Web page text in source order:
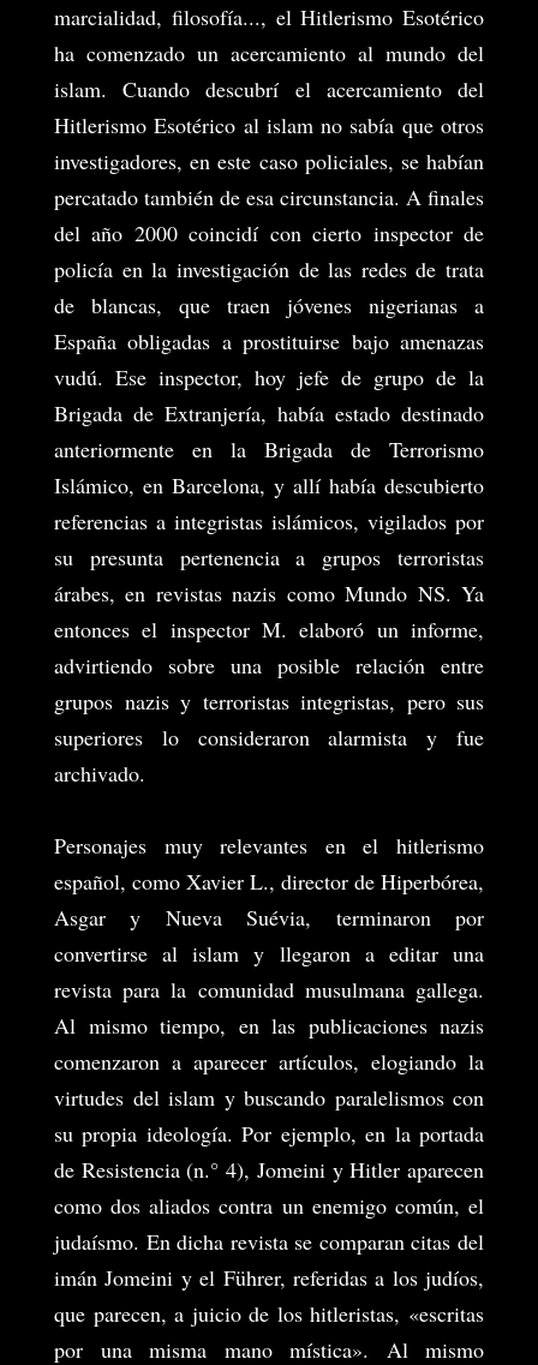
marcialidad, filosofía..., el Hitlerismo Esotérico
ha comenzado un acercamiento al mundo del
islam. Cuando descubrí el acercamiento del
Hitlerismo Esotérico al islam no sabía que otros
investigadores, en este caso policiales, se habían
percatado también de esa circunstancia. A finales
del año 2000 coincidí con cierto inspector de
policía en la investigación de las redes de trata
de blancas, que traen jóvenes nigerianas a
España obligadas a prostituirse bajo amenazas
vudú. Ese inspector, hoy jefe de grupo de la
Brigada de Extranjería, había estado destinado
anteriormente en la Brigada de Terrorismo
Islámico, en Barcelona, y allí había descubierto
referencias a integristas islámicos, vigilados por
su presunta pertenencia a grupos terroristas
árabes, en revistas nazis como Mundo NS. Ya
entonces el inspector M. elaboró un informe,
advirtiendo sobre una posible relación entre
grupos nazis y terroristas integristas, pero sus
superiores lo consideraron alarmista y fue
archivado.
Personajes muy relevantes en el hitlerismo
español, como Xavier L., director de Hiperbórea,
Asgar y Nueva Suévia, terminaron por
convertirse al islam y llegaron a editar una
revista para la comunidad musulmana gallega.
Al mismo tiempo, en las publicaciones nazis
comenzaron a aparecer artículos, elogiando la
virtudes del islam y buscando paralelismos con
su propia ideología. Por ejemplo, en la portada
de Resistencia (n.° 4), Jomeini y Hitler aparecen
como dos aliados contra un enemigo común, el
judaísmo. En dicha revista se comparan citas del
imán Jomeini y el Führer, referidas a los judíos,
que parecen, a juicio de los hitleristas, «escritas
por una misma mano mística». Al mismo